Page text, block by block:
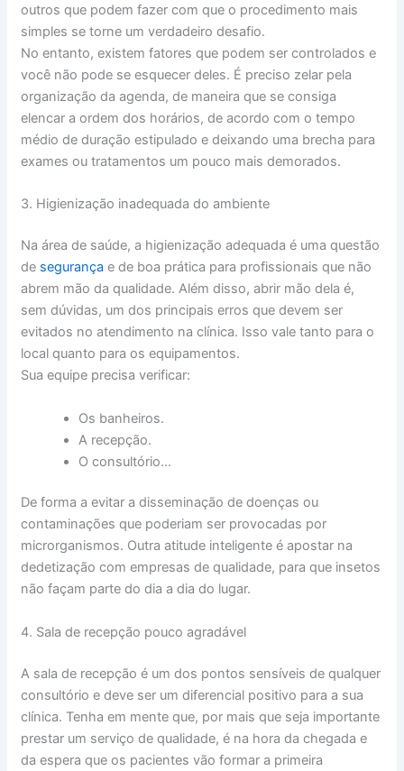
outros que podem fazer com que o procedimento mais
simples se torne um verdadeiro desafio.
No entanto, existem fatores que podem ser controlados e
você não pode se esquecer deles. É preciso zelar pela
organização da agenda, de maneira que se consiga
elencar a ordem dos horários, de acordo com o tempo
médio de duração estipulado e deixando uma brecha para
exames ou tratamentos um pouco mais demorados.
3. Higienização inadequada do ambiente
Na área de saúde, a higienização adequada é uma questão
de segurança e de boa prática para profissionais que não
abrem mão da qualidade. Além disso, abrir mão dela é,
sem dúvidas, um dos principais erros que devem ser
evitados no atendimento na clínica. Isso vale tanto para o
local quanto para os equipamentos.
Sua equipe precisa verificar:
Os banheiros.
A recepção.
O consultório…
De forma a evitar a disseminação de doenças ou
contaminações que poderiam ser provocadas por
microrganismos. Outra atitude inteligente é apostar na
dedetização com empresas de qualidade, para que insetos
não façam parte do dia a dia do lugar.
4. Sala de recepção pouco agradável
A sala de recepção é um dos pontos sensíveis de qualquer
consultório e deve ser um diferencial positivo para a sua
clínica. Tenha em mente que, por mais que seja importante
prestar um serviço de qualidade, é na hora da chegada e
da espera que os pacientes vão formar a primeira